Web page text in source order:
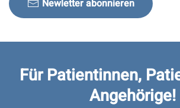
Newletter abonnieren
Für Patientinnen,
Angehörige!